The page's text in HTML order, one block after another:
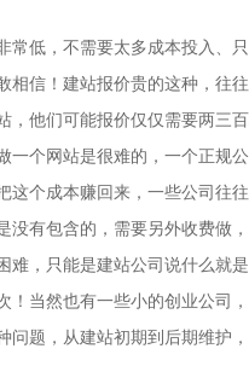
低，不需要太多成本投入、
信！建站报价贵的这种，往
他们可能报价仅仅需要两三
一个网站是很难的，一个正规
个成本赚回来，一些公司往
有包含的，需要另外收费做
，只能是建站公司说什么就
当然也有一些小的创业公司
题，从建站初期到后期维护